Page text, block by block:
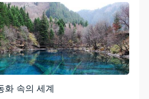
화 속의 세계